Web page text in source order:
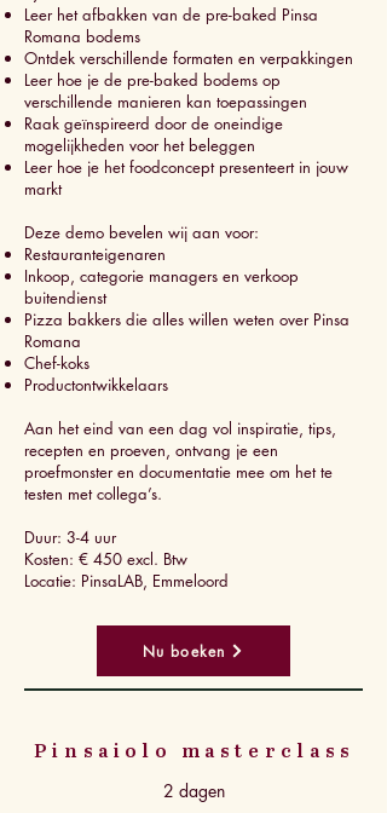
Leer het afbakken van de pre-baked Pinsa
Romana bodems
Ontdek verschillende formaten en verpakkingen
Leer hoe je de pre-baked bodems op
verschillende manieren kan toepassingen
Raak geïnspireerd door de oneindige
mogelijkheden voor het beleggen
Leer hoe je het foodconcept presenteert in jouw
markt
Deze demo bevelen wij aan voor:
Restauranteigenaren
Inkoop, categorie managers en verkoop
buitendienst
Pizza bakkers die alles willen weten over Pinsa
Romana
Chef-koks
Productontwikkelaars
Aan het eind van een dag vol inspiratie, tips,
recepten en proeven, ontvang je een
proefmonster en documentatie mee om het te
testen met collega’s.
Duur: 3-4 uur
Kosten: € 450 excl. Btw
Locatie: PinsaLAB, Emmeloord
Nu boeken
Pinsaiolo masterclass
2 dagen